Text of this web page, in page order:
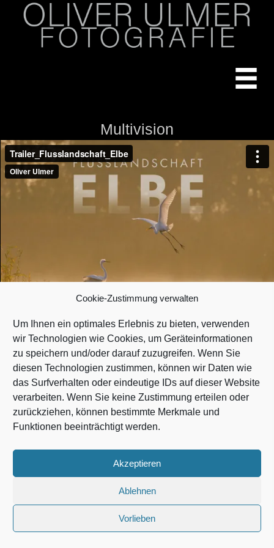
Cookie-Zustimmung verwalten
Um Ihnen ein optimales Erlebnis zu bieten, verwenden
wir Technologien wie Cookies, um Geräteinformationen
zu speichern und/oder darauf zuzugreifen. Wenn Sie
diesen Technologien zustimmen, können wir Daten wie
das Surfverhalten oder eindeutige IDs auf dieser Website
verarbeiten. Wenn Sie keine Zustimmung erteilen oder
zurückziehen, können bestimmte Merkmale und
Funktionen beeinträchtigt werden.
Akzeptieren
Ablehnen
Vorlieben
Multivision
Zur Startseite
FacebookGoogle-mapsInstagramEmail
Startseite|Kontakt|Sitemap|Impressum